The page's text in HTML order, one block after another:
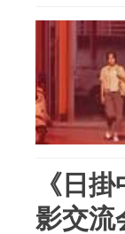
《日
影交流